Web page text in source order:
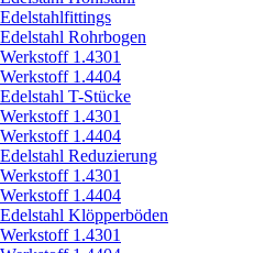
Edelstahlfittings
Edelstahl Rohrbogen
Werkstoff 1.4301
Werkstoff 1.4404
Edelstahl T-Stücke
Werkstoff 1.4301
Werkstoff 1.4404
Edelstahl Reduzierung
Werkstoff 1.4301
Werkstoff 1.4404
Edelstahl Klöpperböden
Werkstoff 1.4301